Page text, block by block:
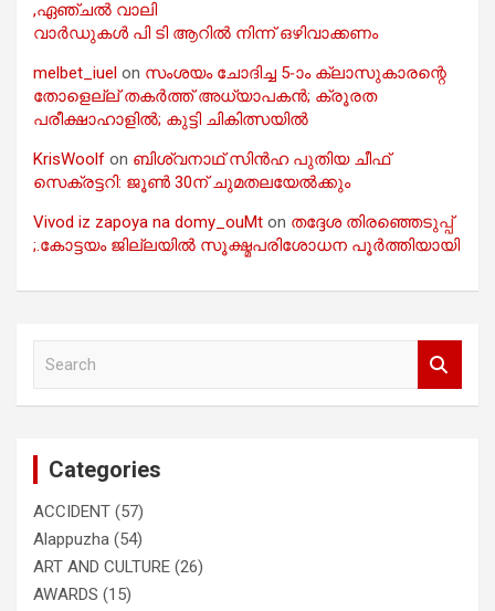
,ഏഞ്ചൽ വാലി
വാർഡുകൾ പി ടി ആറിൽ നിന്ന് ഒഴിവാക്കണം
melbet_iuel on സംശയം ചോദിച്ച 5-ാം ക്ലാസുകാരന്റെ
തോളെല്ല് തകർത്ത് അധ്യാപകൻ; ക്രൂരത
പരീക്ഷാഹാളിൽ; കുട്ടി ചികിത്സയിൽ
KrisWoolf on ബിശ്വനാഥ് സിൻഹ പുതിയ ചീഫ്
സെക്രട്ടറി: ജൂൺ 30ന് ചുമതലയേൽക്കും
Vivod iz zapoya na domy_ouMt on തദ്ദേശ തിരഞ്ഞെടുപ്പ്
;.കോട്ടയം ജില്ലയിൽ സൂക്ഷ്മപരിശോധന പൂർത്തിയായി
Categories
ACCIDENT (57)
Alappuzha (54)
ART AND CULTURE (26)
AWARDS (15)